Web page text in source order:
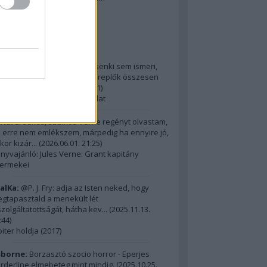
2014 ComingSoon - 5. rész
topikok
@Alick: Az Őslakót kb. senki sem ismeri,
hatalmas film, az itt szereplők összesen
2026.06.01. 21:31)
15 legnagyobb filmes fordulat
Érdekes, számos Verne regényt olvastam,
erre nem emlékszem, márpedig ha ennyire jó,
kizár... (2026.06.01. 21:25)
Jules Verne: Grant kapitány
@P. J. Fry: adja az Isten neked, hogy
a menekült lét
hátha kev... (2025.11.13.
)
holdja (2017)
Borzasztó szocio horror - Eperjes
elmebeteg mint mindig. (2025.10.25.